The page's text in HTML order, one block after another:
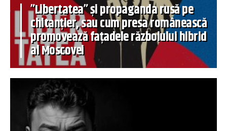
”Libertatea” și propaganda rusă pe
chitanțier, sau cum presa românească
promovează fațadele războiului hibrid
al Moscovei